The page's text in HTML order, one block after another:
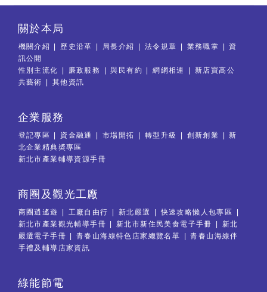
關於本局
機關介紹 歷史沿革 局長介紹 法令規章 業務職掌
資
訊公開
性別主流化
廉政服務 與民有約 網網相連
新店寶高公
共藝術
其他資訊
企業服務
登記專區 資金融通 市場開拓 轉型升級 創新創業
新
北企業精典奬專區
新北市產業輔導資源手冊
商圈及觀光工廠
商圈逍遙遊 工廠自由行 新北嚴選
快速攻略懶人包專區
新北市產業觀光輔導手冊
新北市新住民美食電子手冊
新北
嚴選電子手冊
青春山海線特色店家總覽名單
青春山海線伴
手禮及輔導店家資訊
綠能節電